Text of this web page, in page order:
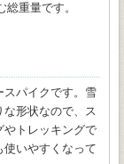
重量です。
スパイクです。雪
形状なので、ス
やトレッキングで
使いやすくなって